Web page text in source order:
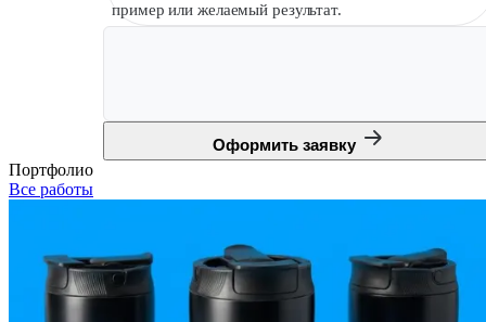
пример или желаемый результат.
Оформить заявку
Портфолио
Все работы